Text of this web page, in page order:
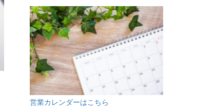
営業カレンダーはこちら